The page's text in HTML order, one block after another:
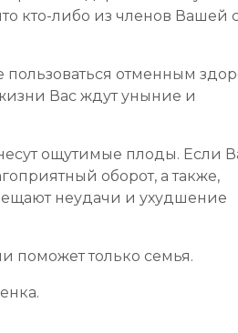
кто-либо из членов Вашей
отменным
Вас ждут уныние и
ощутимые плоды. Если
оборот, а также,
неудачи и ухудшение
поможет только семья.